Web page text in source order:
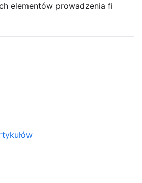
elementów prowadzenia fi